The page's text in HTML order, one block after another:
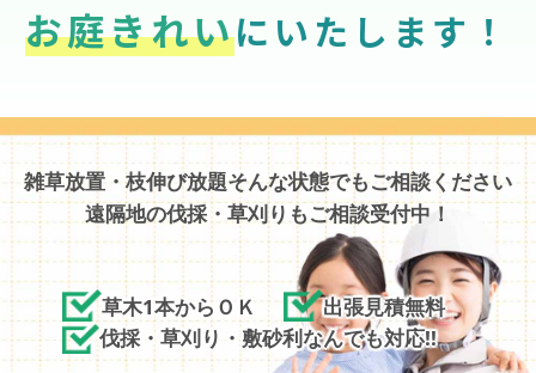
お庭きれいにいたします！
雑草放置・枝伸び放題そんな状態でもご相談ください
遠隔地の伐採・草刈りもご相談受付中！
草木1本からＯＫ
出張見積無料
伐採・草刈り・敷砂利なんでも対応!!